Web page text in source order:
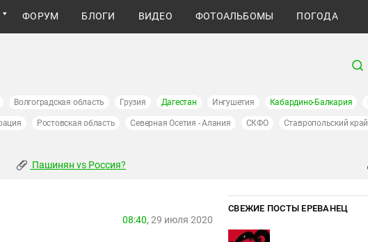
ФОРУМ БЛОГИ ВИДЕО ФОТОАЛЬБОМЫ ПОГОДА
Волгоградская область Грузия Дагестан Ингушетия Кабардино-Балкария
Ростовская область Северная Осетия - Алания СКФО Ставропольский край
Пашинян vs Россия?
08:40, 29 июля 2020
СВЕЖИЕ ПОСТЫ ЕРЕВАНЕЦ